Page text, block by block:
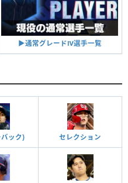
▶︎通常グレードⅣ選手一覧
ック) セレクション